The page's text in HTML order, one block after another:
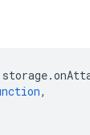
storage.
,